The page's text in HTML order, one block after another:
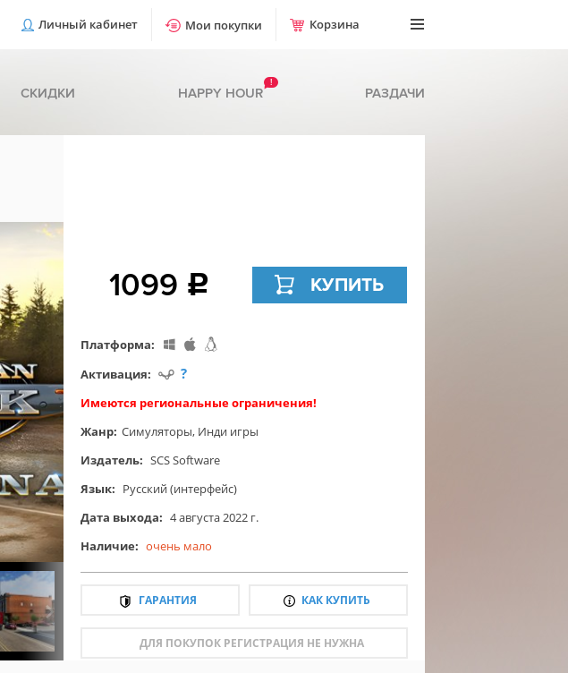
Личный кабинет Мои покупки Корзина
СКИДКИ HAPPY HOUR
!
РАЗДАЧИ
1099 c КУПИТЬ
Платформа:
Активация:
?
Имеются региональные ограничения!
Жанр: Симуляторы, Инди игры
Издатель: SCS Software
Язык: Русский (интерфейс)
Дата выхода: 4 августа 2022 г.
Наличие: очень мало
ГАРАНТИЯ КАК КУПИТЬ
ДЛЯ ПОКУПОК РЕГИСТРАЦИЯ НЕ НУЖНА